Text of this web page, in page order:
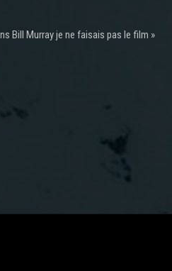
Bill Murray je ne faisais pas le film »